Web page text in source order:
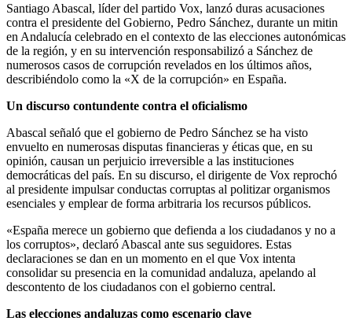
Santiago Abascal, líder del partido Vox, lanzó duras acusaciones
contra el presidente del Gobierno, Pedro Sánchez, durante un mitin
en Andalucía celebrado en el contexto de las elecciones autonómicas
de la región, y en su intervención responsabilizó a Sánchez de
numerosos casos de corrupción revelados en los últimos años,
describiéndolo como la «X de la corrupción» en España.
Un discurso contundente contra el oficialismo
Abascal señaló que el gobierno de Pedro Sánchez se ha visto
envuelto en numerosas disputas financieras y éticas que, en su
opinión, causan un perjuicio irreversible a las instituciones
democráticas del país. En su discurso, el dirigente de Vox reprochó
al presidente impulsar conductas corruptas al politizar organismos
esenciales y emplear de forma arbitraria los recursos públicos.
«España merece un gobierno que defienda a los ciudadanos y no a
los corruptos», declaró Abascal ante sus seguidores. Estas
declaraciones se dan en un momento en el que Vox intenta
consolidar su presencia en la comunidad andaluza, apelando al
descontento de los ciudadanos con el gobierno central.
Las elecciones andaluzas como escenario clave